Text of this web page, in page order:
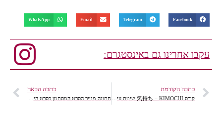
Facebook
Telegram
Email
WhatsApp
עקבו אחרינו גם באינסטגרם:
כתבה הקודמת כתבה הבאה